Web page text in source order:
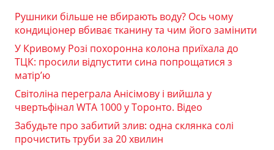
Рушники більше не вбирають воду? Ось чому
кондиціонер вбиває тканину та чим його замінити
У Кривому Розі похоронна колона приїхала до
ТЦК: просили відпустити сина попрощатися з
матір’ю
Світоліна переграла Анісімову і вийшла у
чвертьфінал WTA 1000 у Торонто. Відео
Забудьте про забитий злив: одна склянка солі
прочистить труби за 20 хвилин